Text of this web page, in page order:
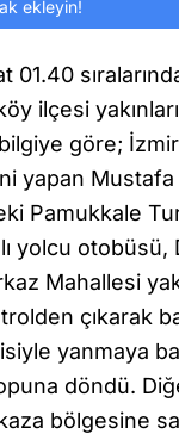
ekleyin!
01.40
ilçesi
göre;
yapan
Pamukkale
yolcu otobüsü,
Mahallesi
çıkarak
yanmaya
döndü.
bölgesine